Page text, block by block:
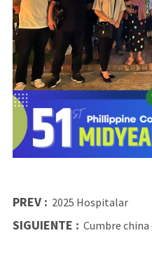
PREV : 2025 Hospitalar
SIGUIENTE : Cumbre china